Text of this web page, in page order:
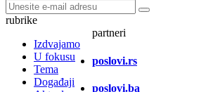
rubrike
Izdvajamo
U fokusu
Tema
Događaji
partneri
poslovi.rs
poslovi.ba